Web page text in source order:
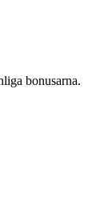
bonusarna.